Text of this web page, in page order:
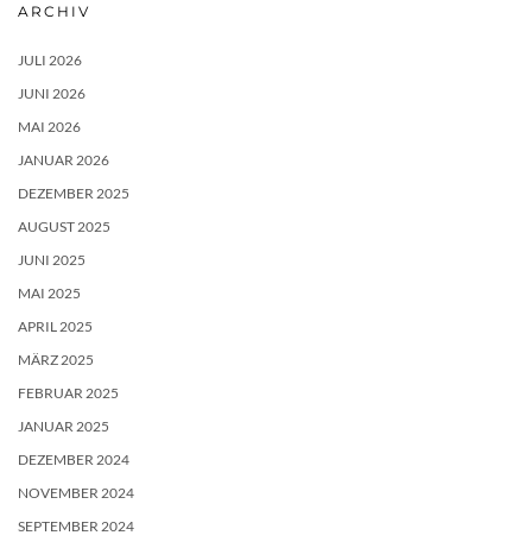
ARCHIV
JULI 2026
JUNI 2026
MAI 2026
JANUAR 2026
DEZEMBER 2025
AUGUST 2025
JUNI 2025
MAI 2025
APRIL 2025
MÄRZ 2025
FEBRUAR 2025
JANUAR 2025
DEZEMBER 2024
NOVEMBER 2024
SEPTEMBER 2024